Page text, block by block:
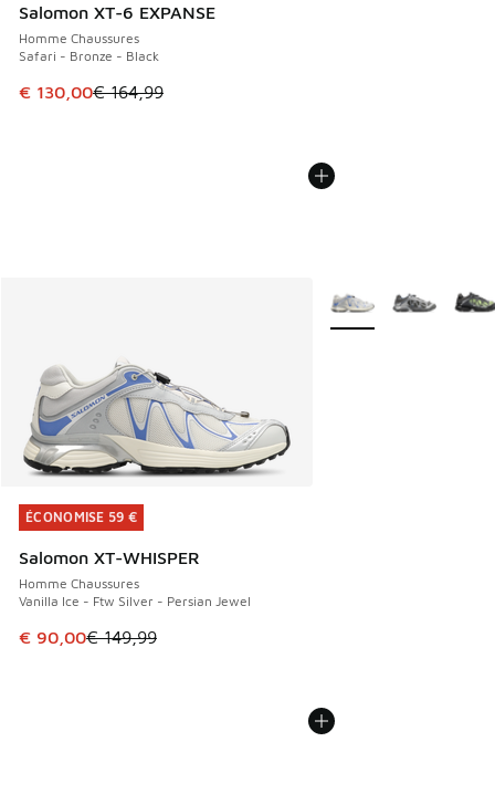
Salomon XT-6 EXPANSE
Homme Chaussures
Safari - Bronze - Black
Cet article est en promotion. Prix en baisse de € 164,99 à
€ 130,00€ 164,99
ÉCONOMISE 59 €
Salomon XT-WHISPER
Homme Chaussures
Vanilla Ice - Ftw Silver - Persian Jewel
Cet article est en promotion. Prix en baisse de € 149,99 à
€ 90,00€ 149,99
ÉCONOMISE 59 €
Plus de couleurs